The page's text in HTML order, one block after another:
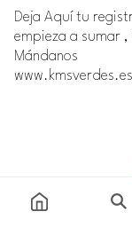
Deja Aquí tu
empieza a sumar
Mándanos